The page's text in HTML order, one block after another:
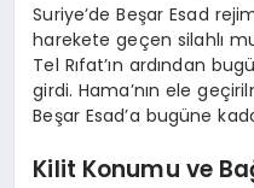
Suriye’de Beşar Esad
harekete geçen silahlı
Tel Rıfat’ın ardından
girdi. Hama’nın ele
Beşar Esad’a bugüne
Kilit Konumu ve